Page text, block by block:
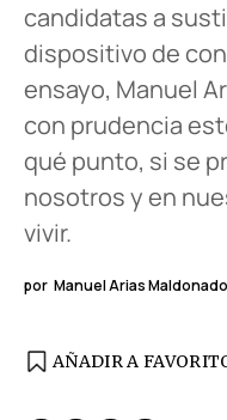
candidatas a
dispositivo de
ensayo, Manuel
con prudencia
qué punto, si se
nosotros y en
vivir.
por Manuel Arias Maldonado
AÑADIR A